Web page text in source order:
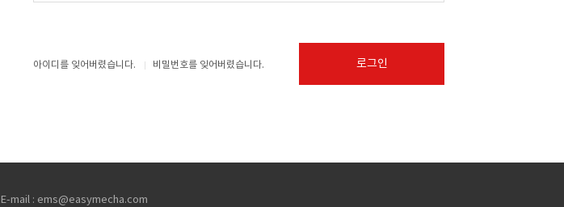
로그인
아이디를 잊어버렸습니다. 비밀번호를 잊어버렸습니다.
E-mail : ems@easymecha.com